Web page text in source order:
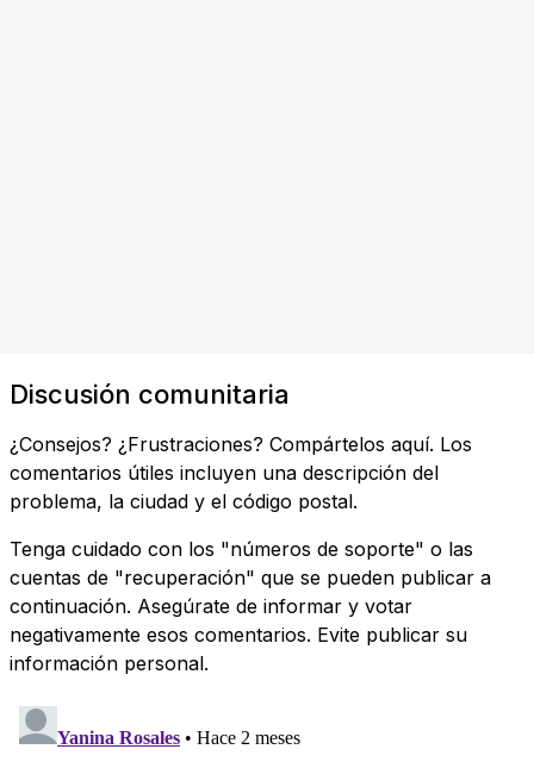
Discusión comunitaria
¿Consejos? ¿Frustraciones? Compártelos aquí. Los
comentarios útiles incluyen una descripción del
problema, la ciudad y el código postal.
Tenga cuidado con los "números de soporte" o las
cuentas de "recuperación" que se pueden publicar a
continuación. Asegúrate de informar y votar
negativamente esos comentarios. Evite publicar su
información personal.